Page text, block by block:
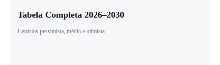
Tabela Completa 2026–2030
Cenários pessimista, médio e otimista